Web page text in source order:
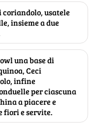
usatele
insieme a due
una base di
Ceci
infine
per ciascuna
a piacere e
fiori e servite.